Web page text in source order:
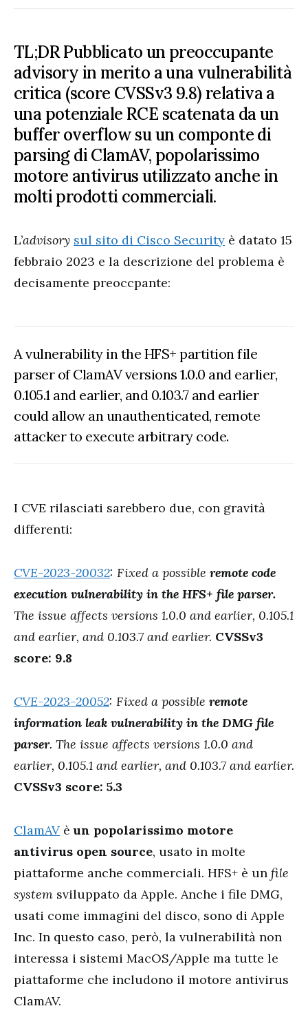
TL;DR Pubblicato un preoccupante
advisory in merito a una vulnerabilità
critica (score CVSSv3 9.8) relativa a
una potenziale RCE scatenata da un
buffer overflow su un componte di
parsing di ClamAV, popolarissimo
motore antivirus utilizzato anche in
molti prodotti commerciali.
L’advisory sul sito di Cisco Security è datato 15
febbraio 2023 e la descrizione del problema è
decisamente preoccpante:
A vulnerability in the HFS+ partition file
parser of ClamAV versions 1.0.0 and earlier,
0.105.1 and earlier, and 0.103.7 and earlier
could allow an unauthenticated, remote
attacker to execute arbitrary code.
I CVE rilasciati sarebbero due, con gravità
differenti:
CVE-2023-20032: Fixed a possible remote code
execution vulnerability in the HFS+ file parser.
The issue affects versions 1.0.0 and earlier, 0.105.1
and earlier, and 0.103.7 and earlier. CVSSv3
score: 9.8
CVE-2023-20052: Fixed a possible remote
information leak vulnerability in the DMG file
parser. The issue affects versions 1.0.0 and
earlier, 0.105.1 and earlier, and 0.103.7 and earlier.
CVSSv3 score: 5.3
ClamAV èun popolarissimo motore
antivirus open source, usato in molte
piattaforme anche commerciali. HFS+ è un file
system sviluppato da Apple. Anche i file DMG,
usati come immagini del disco, sono di Apple
Inc. In questo caso, però, la vulnerabilità non
interessa i sistemi MacOS/Apple ma tutte le
piattaforme che includono il motore antivirus
ClamAV.